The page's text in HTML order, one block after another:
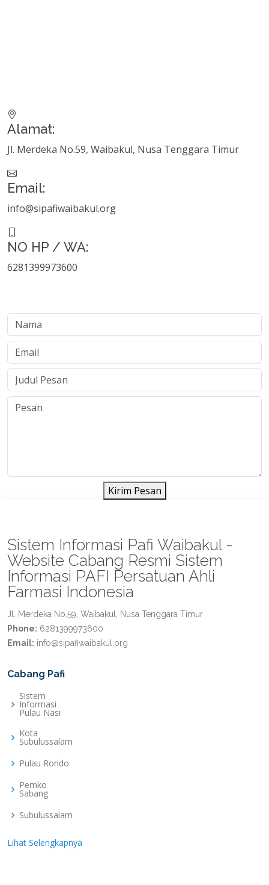
Alamat:
Jl. Merdeka No.59, Waibakul, Nusa Tenggara Timur
Email:
info@sipafiwaibakul.org
NO HP / WA:
6281399973600
Kirim Pesan
Sistem Informasi Pafi Waibakul -
Website Cabang Resmi Sistem
Informasi PAFI Persatuan Ahli
Farmasi Indonesia
Jl. Merdeka No.59, Waibakul, Nusa Tenggara Timur
Phone: 6281399973600
Email: info@sipafiwaibakul.org
Cabang Pafi
Sistem
Informasi
Pulau Nasi
Kota
Subulussalam
Pulau Rondo
Pemko
Sabang
Subulussalam
Lihat Selengkapnya